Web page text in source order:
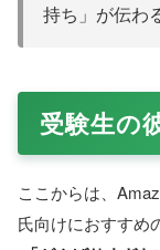
持ち」が伝わ
受験生の
ここからは、
氏向けにおすすめ